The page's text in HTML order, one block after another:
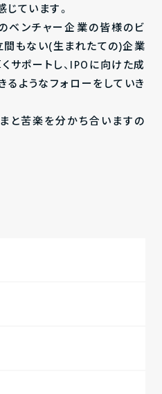
ています。
ベンチャー企業の皆様のビ
間もない(生まれたての)企業
サポートし、IPOに向けた成
るようなフォローをしていき
と苦楽を分かち合いますの